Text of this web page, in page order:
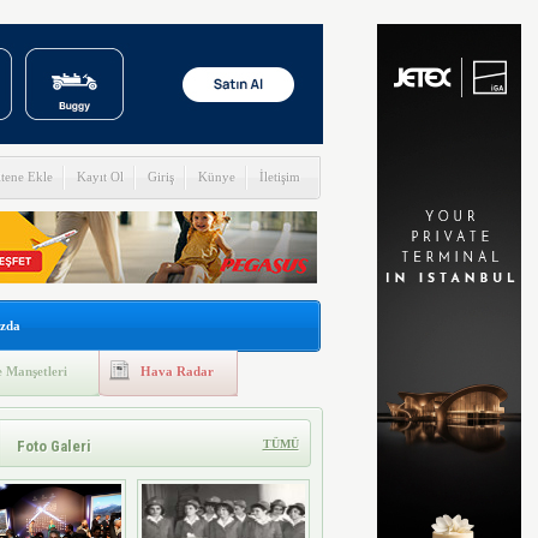
Ekle Kayıt Ol Giriş Künye İletişim
Manşetleri Hava Radar
Foto Galeri TÜMÜ